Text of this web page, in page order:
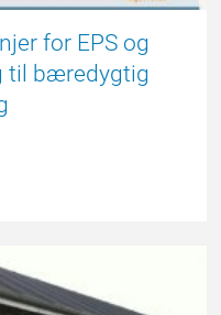
for EPS og
til bæredygtig